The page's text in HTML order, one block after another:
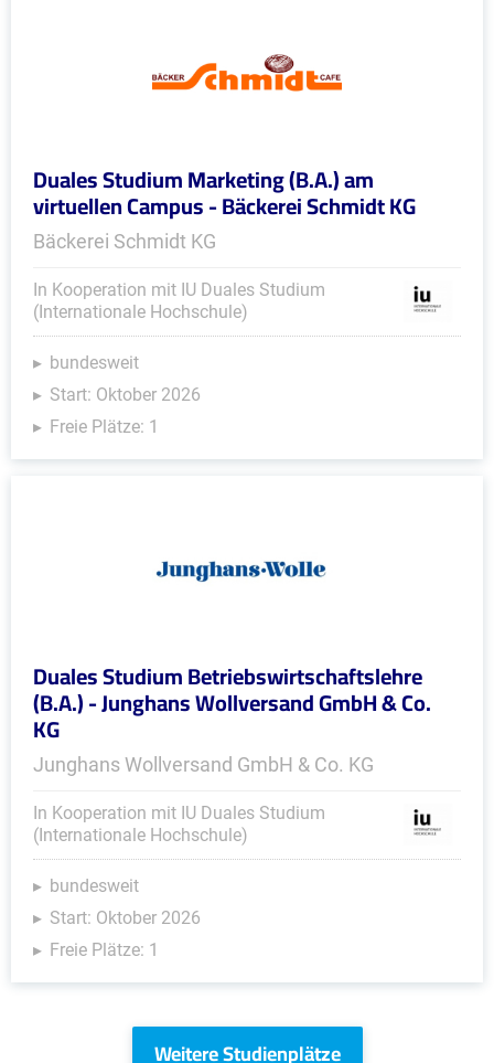
Duales Studium Marketing (B.A.) am
virtuellen Campus - Bäckerei Schmidt KG
Bäckerei Schmidt KG
In Kooperation mit IU Duales Studium
(Internationale Hochschule)
bundesweit
Start: Oktober 2026
Freie Plätze: 1
Duales Studium Betriebswirtschaftslehre
(B.A.) - Junghans Wollversand GmbH & Co.
KG
Junghans Wollversand GmbH & Co. KG
In Kooperation mit IU Duales Studium
(Internationale Hochschule)
bundesweit
Start: Oktober 2026
Freie Plätze: 1
Weitere Studienplätze